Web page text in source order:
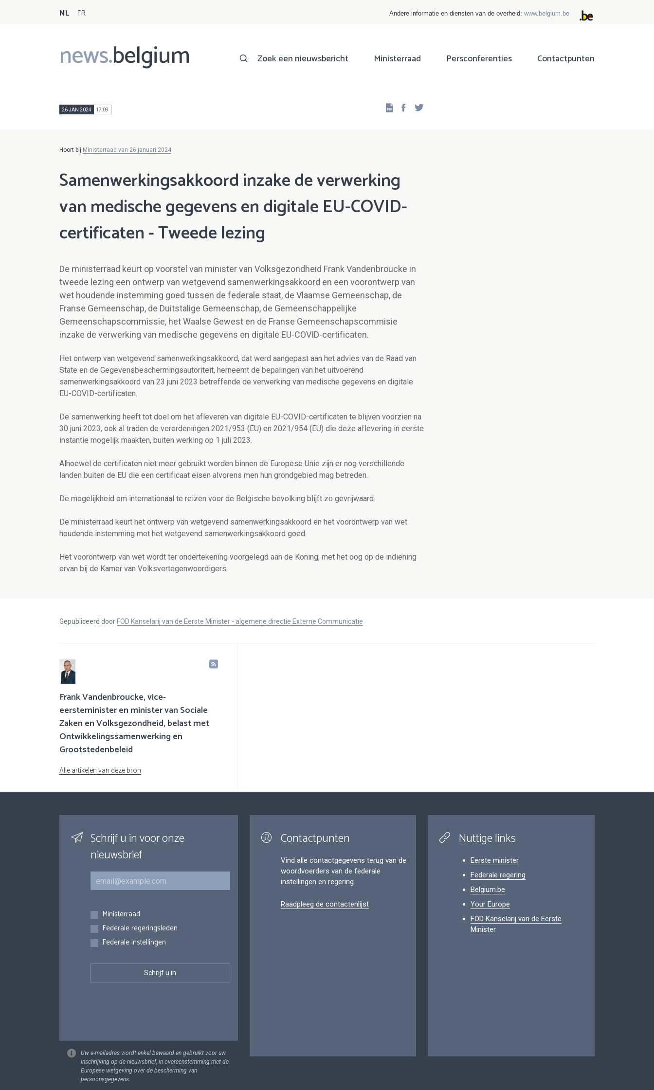
NL FR Andere informatie en diensten van de overheid: www.belgium.be
news.belgium
Main
navigation
Zoek een nieuwsbericht Ministerraad Persconferenties Contactpunten
26 JAN 2024 17:09 Facebook
Hoort bij Ministerraad van 26 januari 2024
Samenwerkingsakkoord inzake de verwerking
van medische gegevens en digitale EU-COVID-
certificaten - Tweede lezing
De ministerraad keurt op voorstel van minister van Volksgezondheid Frank Vandenbroucke in
tweede lezing een ontwerp van wetgevend samenwerkingsakkoord en een voorontwerp van
wet houdende instemming goed tussen de federale staat, de Vlaamse Gemeenschap, de
Franse Gemeenschap, de Duitstalige Gemeenschap, de Gemeenschappelijke
Gemeenschapscommissie, het Waalse Gewest en de Franse Gemeenschapscommisie
inzake de verwerking van medische gegevens en digitale EU-COVID-certificaten.
Het ontwerp van wetgevend samenwerkingsakkoord, dat werd aangepast aan het advies van de Raad van
State en de Gegevensbeschermingsautoriteit, herneemt de bepalingen van het uitvoerend
samenwerkingsakkoord van 23 juni 2023 betreffende de verwerking van medische gegevens en digitale
EU-COVID-certificaten.
De samenwerking heeft tot doel om het afleveren van digitale EU-COVID-certificaten te blijven voorzien na
30 juni 2023, ook al traden de verordeningen 2021/953 (EU) en 2021/954 (EU) die deze aflevering in eerste
instantie mogelijk maakten, buiten werking op 1 juli 2023.
Alhoewel de certificaten niet meer gebruikt worden binnen de Europese Unie zijn er nog verschillende
landen buiten de EU die een certificaat eisen alvorens men hun grondgebied mag betreden.
De mogelijkheid om internationaal te reizen voor de Belgische bevolking blijft zo gevrijwaard.
De ministerraad keurt het ontwerp van wetgevend samenwerkingsakkoord en het voorontwerp van wet
houdende instemming met het wetgevend samenwerkingsakkoord goed.
Het voorontwerp van wet wordt ter ondertekening voorgelegd aan de Koning, met het oog op de indiening
ervan bij de Kamer van Volksvertegenwoordigers.
Gepubliceerd door FOD Kanselarij van de Eerste Minister - algemene directie Externe Communicatie
Frank Vandenbroucke, vice-
eersteminister en minister van Sociale
Zaken en Volksgezondheid, belast met
Ontwikkelingssamenwerking en
Grootstedenbeleid
Alle artikelen van deze bron
Schrijf u in voor onze
nieuwsbrief
E-mail
Inschrijvingen
Ministerraad
Federale regeringsleden
Federale instellingen
Uw e-mailadres wordt enkel bewaard en gebruikt voor uw
inschrijving op de nieuwsbrief, in overeenstemming met de
Europese wetgeving over de bescherming van
persoonsgegevens.
Contactpunten
Vind alle contactgegevens terug van de
woordvoerders van de federale
instellingen en regering.
Raadpleeg de contactenlijst
Nuttige links
Eerste minister
Federale regering
Belgium.be
Your Europe
FOD Kanselarij van de Eerste
Minister